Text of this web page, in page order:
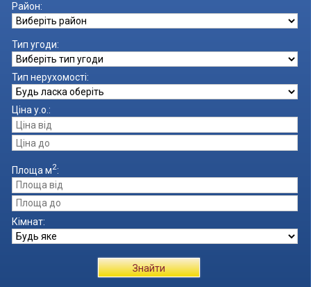
Район:
Тип угоди:
Тип нерухомості:
Ціна у.о. :
Площа м2:
Кімнат:
Знайти